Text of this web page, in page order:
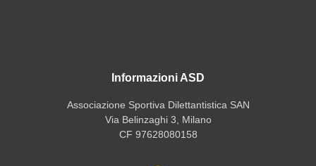
Informazioni ASD
Associazione Sportiva Dilettantistica SAN
Via Belinzaghi 3, Milano
CF 97628080158